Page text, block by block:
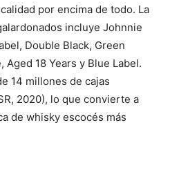
por encima de todo. La
incluye Johnnie
Double Black, Green
Aged 18 Years y Blue Label.
14 millones de cajas
2020), lo que convierte a
de whisky escocés más